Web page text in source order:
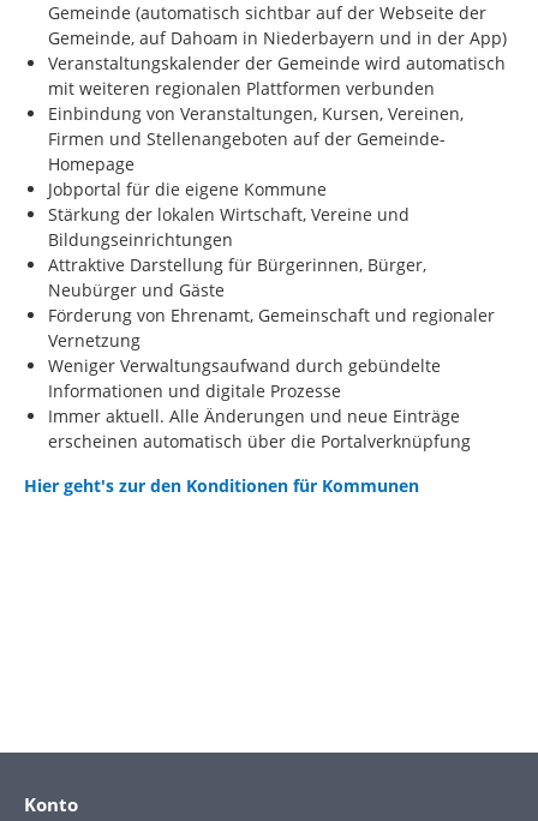
Gemeinde (automatisch sichtbar auf der Webseite der
Gemeinde, auf Dahoam in Niederbayern und in der App)
Veranstaltungskalender der Gemeinde wird automatisch
mit weiteren regionalen Plattformen verbunden
Einbindung von Veranstaltungen, Kursen, Vereinen,
Firmen und Stellenangeboten auf der Gemeinde-
Homepage
Jobportal für die eigene Kommune
Stärkung der lokalen Wirtschaft, Vereine und
Bildungseinrichtungen
Attraktive Darstellung für Bürgerinnen, Bürger,
Neubürger und Gäste
Förderung von Ehrenamt, Gemeinschaft und regionaler
Vernetzung
Weniger Verwaltungsaufwand durch gebündelte
Informationen und digitale Prozesse
Immer aktuell. Alle Änderungen und neue Einträge
erscheinen automatisch über die Portalverknüpfung
Hier geht's zur den Konditionen für Kommunen
Konto